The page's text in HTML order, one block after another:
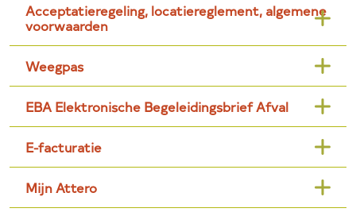
Acceptatieregeling, locatiereglement, algemene
voorwaarden
Weegpas
EBA Elektronische Begeleidingsbrief Afval
E-facturatie
Mijn Attero